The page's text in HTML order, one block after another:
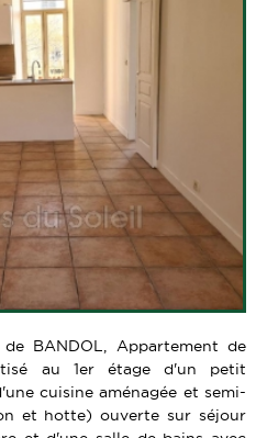
BANDOL, Appartement de
au 1er étage d'un petit
cuisine aménagée et semi-
et hotte) ouverte sur séjour